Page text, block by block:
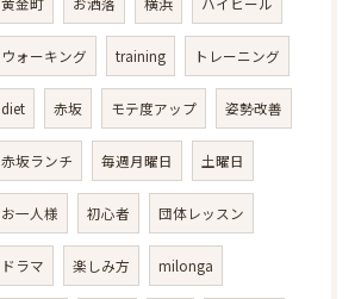
ウォーキング training トレーニング
diet 赤坂 モテ度アップ 姿勢改善
赤坂ランチ 毎週月曜日 土曜日
お一人様 初心者 団体レッスン
ドラマ 楽しみ方 milonga